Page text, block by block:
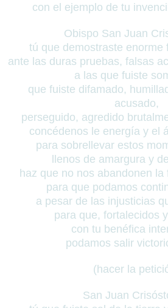
con el ejemplo de tu
Obispo San Juan
tú que demostraste enorme
ante las duras pruebas, falsas
a las que fuiste
que fuiste difamado,
acusado,
perseguido, agredido
concédenos le energía y el
para sobrellevar estos
llenos de amargura y
haz que no nos abandonen la
para que podamos
a pesar de las injusticias
para que, fortalecidos
con tu benéfica
podamos salir
(hacer la
San Juan